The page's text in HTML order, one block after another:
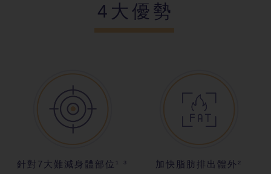
4大優勢
針對7大難減 身體部位¹ ³ 加快脂肪排出 體外²